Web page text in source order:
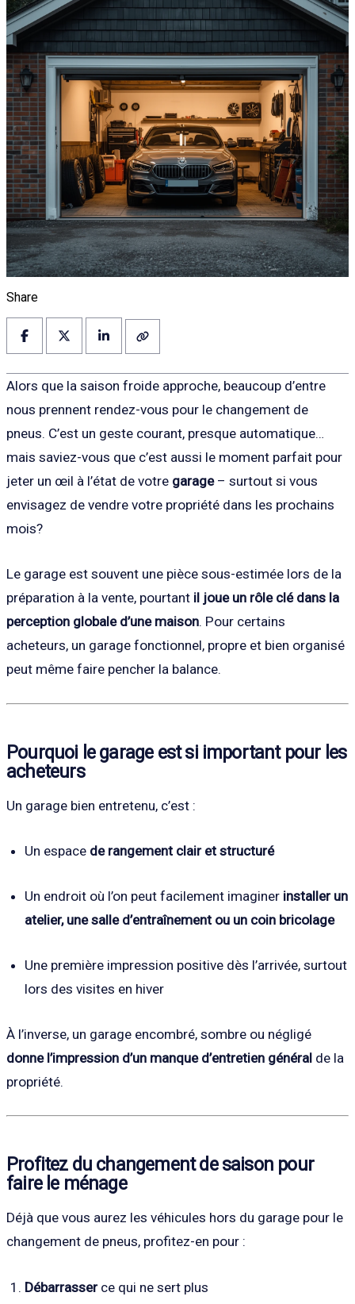
Share
Alors que la saison froide approche, beaucoup d’entre
nous prennent rendez-vous pour le changement de
pneus. C’est un geste courant, presque automatique…
mais saviez-vous que c’est aussi le moment parfait pour
jeter un œil à l’état de votre garage– surtout si vous
envisagez de vendre votre propriété dans les prochains
mois?
Le garage est souvent une pièce sous-estimée lors de la
préparation à la vente, pourtant il joue un rôle clé dans la
perception globale d’une maison. Pour certains
acheteurs, un garage fonctionnel, propre et bien organisé
peut même faire pencher la balance.
Pourquoi le garage est si important pour les
acheteurs
Un garage bien entretenu, c’est :
Un espace de rangement clair et structuré
Un endroit où l’on peut facilement imaginer installer un
atelier, une salle d’entraînement ou un coin bricolage
Une première impression positive dès l’arrivée, surtout
lors des visites en hiver
À l’inverse, un garage encombré, sombre ou négligé
donne l’impression d’un manque d’entretien général de la
propriété.
Profitez du changement de saison pour
faire le ménage
Déjà que vous aurez les véhicules hors du garage pour le
changement de pneus, profitez-en pour :
Débarrasserce qui ne sert plus